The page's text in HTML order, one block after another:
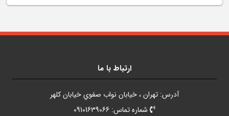
پادکست سگ ها
ارتباط با ما
آدرس: تهران ، خيابان نواب صفوي خيابان کلهر
شماره تماس: 09101639066